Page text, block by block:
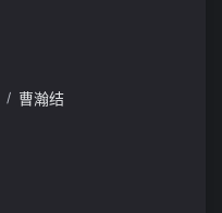
/ 曹瀚结